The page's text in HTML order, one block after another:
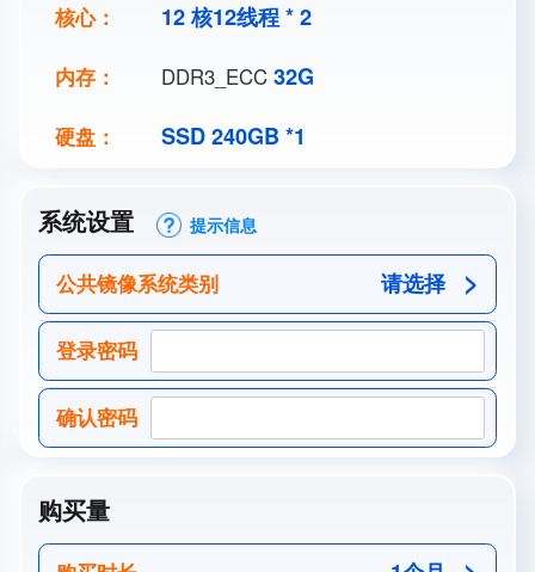
核心： 12 核12线程 * 2
内存： DDR3_ECC 32G
硬盘： SSD 240GB *1
系统设置 提示信息
公共镜像系统类别 请选择
登录密码
确认密码
购买量